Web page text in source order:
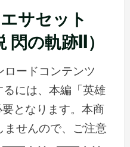
サセット
閃の軌跡II）
ードコンテンツ
るには、本編「英雄
となります。本商
せんので、ご注意